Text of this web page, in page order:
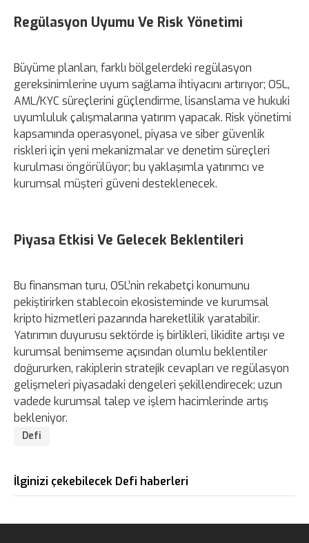
Regülasyon Uyumu Ve Risk Yönetimi
Büyüme planları, farklı bölgelerdeki regülasyon
gereksinimlerine uyum sağlama ihtiyacını artırıyor; OSL,
AML/KYC süreçlerini güçlendirme, lisanslama ve hukuki
uyumluluk çalışmalarına yatırım yapacak. Risk yönetimi
kapsamında operasyonel, piyasa ve siber güvenlik
riskleri için yeni mekanizmalar ve denetim süreçleri
kurulması öngörülüyor; bu yaklaşımla yatırımcı ve
kurumsal müşteri güveni desteklenecek.
Piyasa Etkisi Ve Gelecek Beklentileri
Bu finansman turu, OSL’nin rekabetçi konumunu
pekiştirirken stablecoin ekosisteminde ve kurumsal
kripto hizmetleri pazarında hareketlilik yaratabilir.
Yatırımın duyurusu sektörde iş birlikleri, likidite artışı ve
kurumsal benimseme açısından olumlu beklentiler
doğururken, rakiplerin stratejik cevapları ve regülasyon
gelişmeleri piyasadaki dengeleri şekillendirecek; uzun
vadede kurumsal talep ve işlem hacimlerinde artış
bekleniyor.
Defi
İlginizi çekebilecek Defi haberleri